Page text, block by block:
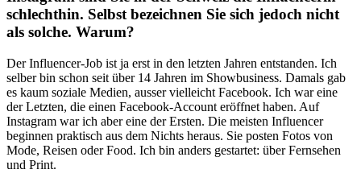
schlechthin. Selbst bezeichnen Sie sich jedoch nicht
als solche. Warum?
Der Influencer-Job ist ja erst in den letzten Jahren entstanden. Ich
selber bin schon seit über 14 Jahren im Showbusiness. Damals gab
es kaum soziale Medien, ausser vielleicht Facebook. Ich war eine
der Letzten, die einen Facebook-Account eröffnet haben. Auf
Instagram war ich aber eine der Ersten. Die meisten Influencer
beginnen praktisch aus dem Nichts heraus. Sie posten Fotos von
Mode, Reisen oder Food. Ich bin anders gestartet: über Fernsehen
und Print.